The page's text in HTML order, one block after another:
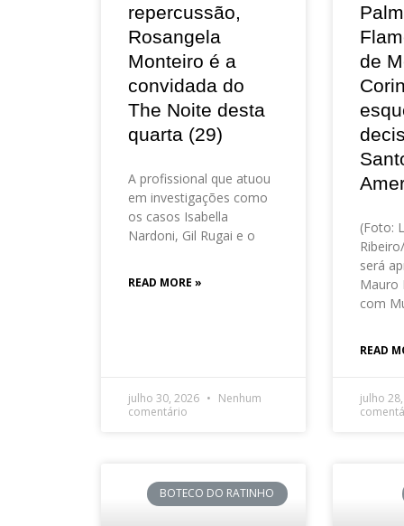
repercussão,
Rosangela
Monteiro é a
convidada do
The Noite desta
quarta (29)
A profissional que atuou
em investigações como
os casos Isabella
Nardoni, Gil Rugai e o
READ MORE »
julho 30, 2026
Nenhum
comentário
de
(Foto:
será
Mauro
com
READ
julho
BOTECO DO RATINHO